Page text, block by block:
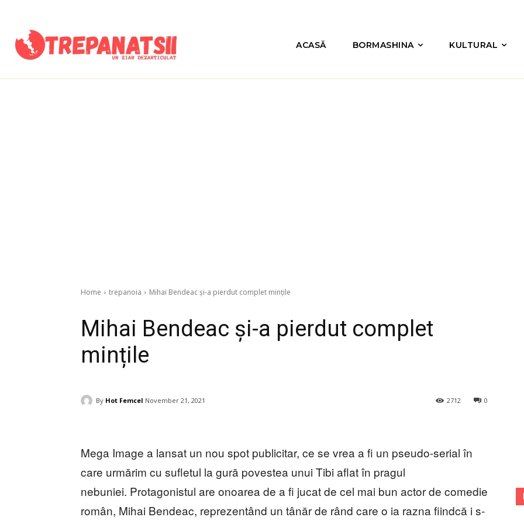
ACASĂ BORMASHINA KULTURAL
Home trepanoia Mihai Bendeac și-a pierdut complet mințile
Mihai Bendeac și-a pierdut complet
mințile
By Hot Femcel November 21, 2021 0
2712
Mega Image a lansat un nou spot publicitar, ce se vrea a fi un pseudo-serial în
care urmărim cu sufletul la gură povestea unui Tibi aflat în pragul
nebuniei. Protagonistul are onoarea de a fi jucat de cel mai bun actor de comedie
român, Mihai Bendeac, reprezentând un tânăr de rând care o ia razna fiindcă i s-